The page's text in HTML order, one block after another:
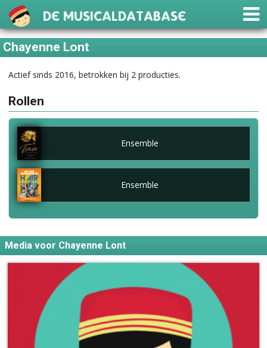
De Musicaldatabase
Chayenne Lont
Actief sinds 2016, betrokken bij 2 producties.
Rollen
Ensemble
Ensemble
Media voor Chayenne Lont